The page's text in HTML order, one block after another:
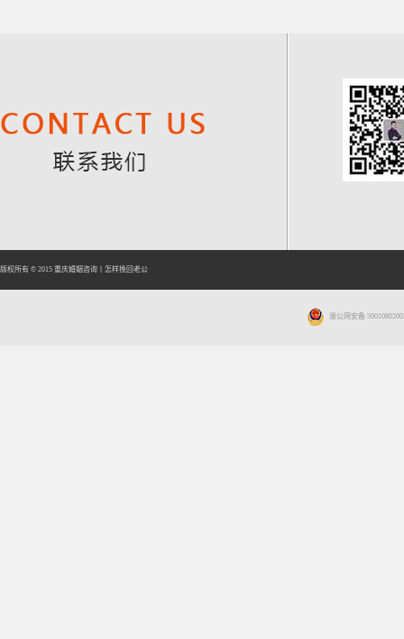
版权所有 © 2015 重庆婚姻咨询 怎样挽回老公
渝公网安备